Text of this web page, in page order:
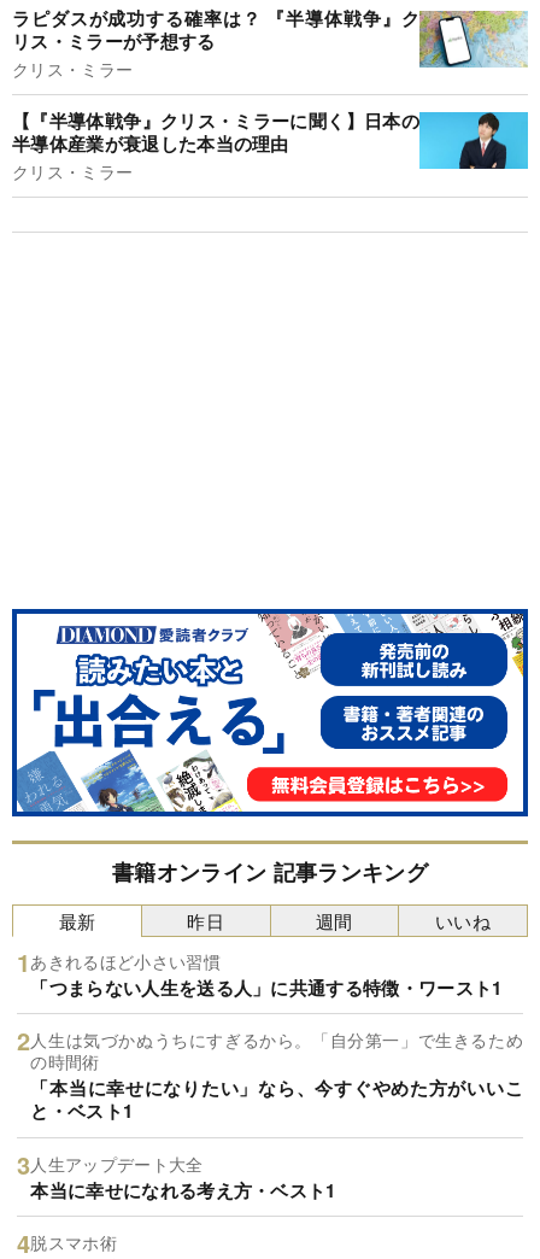
ラピダスが成功する確率は？ 『半導体戦争』ク
リス・ミラーが予想する
クリス・ミラー
【『半導体戦争』クリス・ミラーに聞く】日本の
半導体産業が衰退した本当の理由
クリス・ミラー
書籍オンライン 記事ランキング
最新
あきれるほど小さい習慣
「つまらない人生を送る人」に共通する特徴・ワースト1
人生は気づかぬうちにすぎるから。「自分第一」で生きるため
の時間術
「本当に幸せになりたい」なら、今すぐやめた方がいいこ
と・ベスト1
人生アップデート大全
本当に幸せになれる考え方・ベスト1
脱スマホ術
昨日 週間 いいね